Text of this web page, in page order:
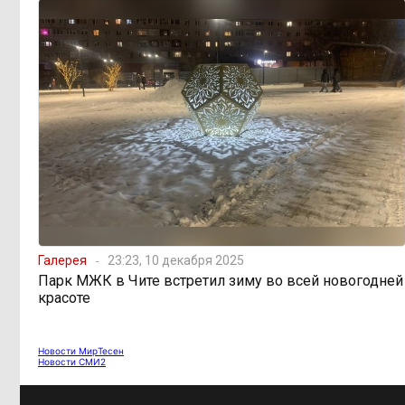
17:30, 5 августа
превысить весь наш опыт»: Осипов
предупреждает о климатической
угрозе на фоне пожаров в Европе
16:00, 5 августа По волнам Арахлея: на
любимом озере забайкальцев
улучшили LTE-сеть
12:33, 5 августа Путин подписал закон,
вдвое расширяющий основания для
12:32, 5 августа Читинская
администрация хочет
Галерея 23:23, 10 декабря 2025
Парк МЖК в Чите встретил зиму во всей новогодней
красоте
Новости МирТесен
Новости СМИ2